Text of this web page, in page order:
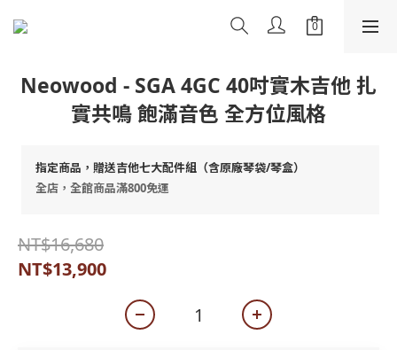
Neowood - SGA 4GC 40吋實木吉他 扎
實共鳴 飽滿音色 全方位風格
指定商品，贈送吉他七大配件組（含原廠琴袋/琴盒）
全店，全館商品滿800免運
NT$16,680
NT$13,900